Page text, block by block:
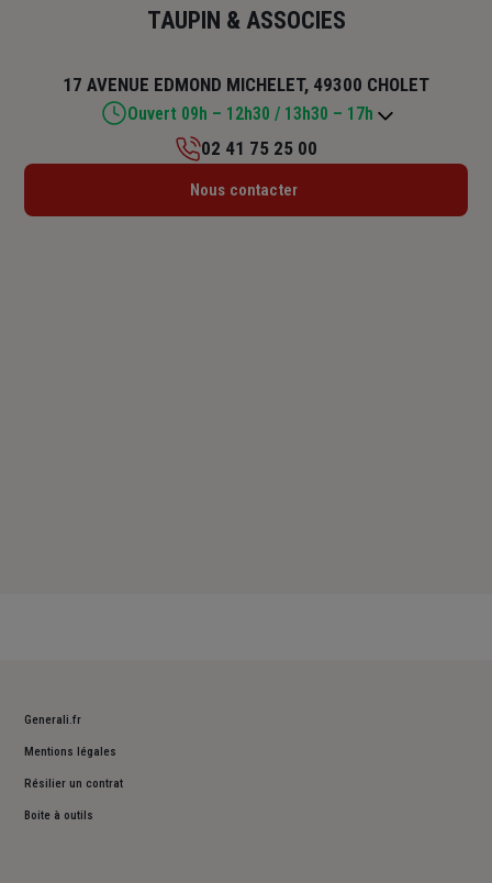
TAUPIN & ASSOCIES
17 AVENUE EDMOND MICHELET, 49300 CHOLET
Ouvert 09h – 12h30 / 13h30 – 17h
Lundi : 09h – 12h30 / 13h30 – 18h
02 41 75 25 00
Nous contacter
Generali.fr
Mentions légales
Résilier un contrat
Boite à outils